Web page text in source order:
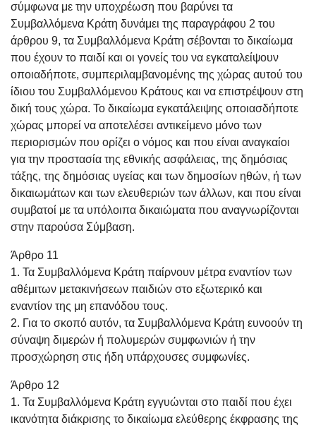
σύμφωνα με την υποχρέωση που βαρύνει τα
Συμβαλλόμενα Κράτη δυνάμει της παραγράφου 2 του
άρθρου 9, τα Συμβαλλόμενα Κράτη σέβονται το δικαίωμα
που έχουν το παιδί και οι γονείς του να εγκαταλείψουν
οποιαδήποτε, συμπεριλαμβανομένης της χώρας αυτού του
ίδιου του Συμβαλλόμενου Κράτους και να επιστρέψουν στη
δική τους χώρα. Το δικαίωμα εγκατάλειψης οποιασδήποτε
χώρας μπορεί να αποτελέσει αντικείμενο μόνο των
περιορισμών που ορίζει ο νόμος και που είναι αναγκαίοι
για την προστασία της εθνικής ασφάλειας, της δημόσιας
τάξης, της δημόσιας υγείας και των δημοσίων ηθών, ή των
δικαιωμάτων και των ελευθεριών των άλλων, και που είναι
συμβατοί με τα υπόλοιπα δικαιώματα που αναγνωρίζονται
στην παρούσα Σύμβαση.
Άρθρο 11
1. Τα Συμβαλλόμενα Κράτη παίρνουν μέτρα εναντίον των
αθέμιτων μετακινήσεων παιδιών στο εξωτερικό και
εναντίον της μη επανόδου τους.
2. Για το σκοπό αυτόν, τα Συμβαλλόμενα Κράτη ευνοούν τη
σύναψη διμερών ή πολυμερών συμφωνιών ή την
προσχώρηση στις ήδη υπάρχουσες συμφωνίες.
Άρθρο 12
1. Τα Συμβαλλόμενα Κράτη εγγυώνται στο παιδί που έχει
ικανότητα διάκρισης το δικαίωμα ελεύθερης έκφρασης της